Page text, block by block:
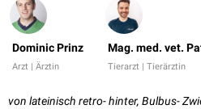
Dominic Prinz
Arzt | Ärztin
Mag. med. vet.
Tierarzt | Tierärztin
von lateinisch retro- hinter, Bulbus-